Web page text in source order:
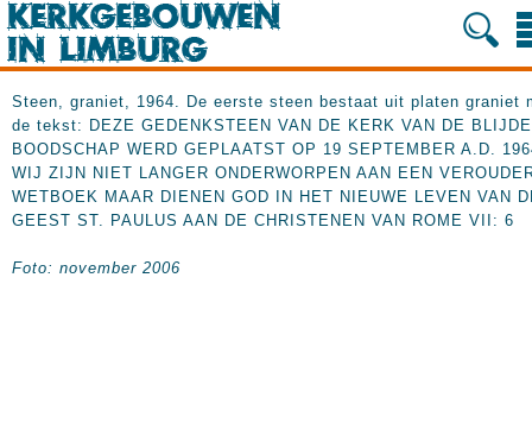
Steen, graniet, 1964. De eerste steen bestaat uit platen graniet
de tekst: DEZE GEDENKSTEEN VAN DE KERK VAN DE BLIJDE
BOODSCHAP WERD GEPLAATST OP 19 SEPTEMBER A.D.
WIJ ZIJN NIET LANGER ONDERWORPEN AAN EEN
WETBOEK MAAR DIENEN GOD IN HET NIEUWE LEVEN VAN
GEEST ST. PAULUS AAN DE CHRISTENEN VAN ROME VII: 6
Foto: november 2006